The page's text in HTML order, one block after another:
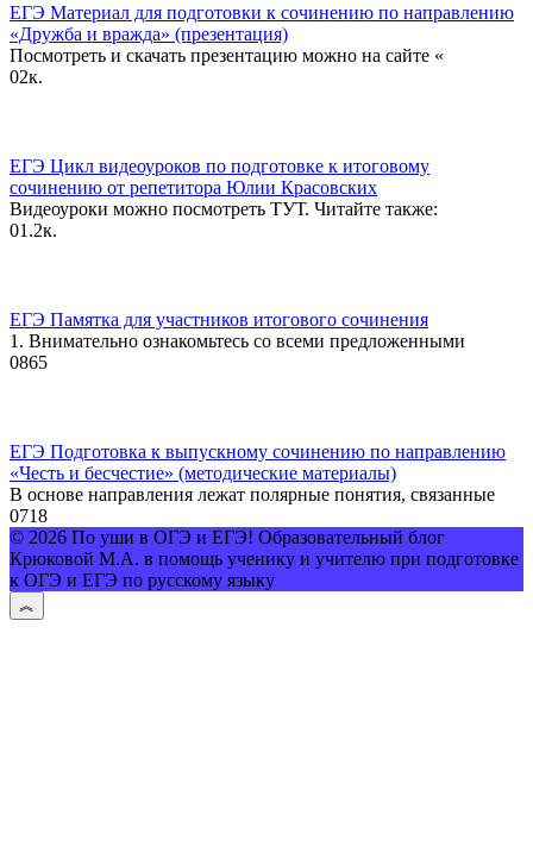
ЕГЭ Материал для подготовки к сочинению по направлению
«Дружба и вражда» (презентация)
Посмотреть и скачать презентацию можно на сайте «
02к.
ЕГЭ Цикл видеоуроков по подготовке к итоговому
сочинению от репетитора Юлии Красовских
Видеоуроки можно посмотреть ТУТ. Читайте также:
01.2к.
ЕГЭ Памятка для участников итогового сочинения
1. Внимательно ознакомьтесь со всеми предложенными
0865
ЕГЭ Подготовка к выпускному сочинению по направлению
«Честь и бесчестие» (методические материалы)
В основе направления лежат полярные понятия, связанные
0718
© 2026 По уши в ОГЭ и ЕГЭ! Образовательный блог
Крюковой М.А. в помощь ученику и учителю при подготовке
к ОГЭ и ЕГЭ по русскому языку